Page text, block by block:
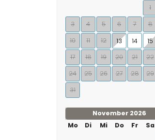
1
3
4 5 6 7 8
10
11 12 13 14 15
17
18 19 20 21 22
24
25 26 27 28 29
31
November 2026
Mo
Di Mi Do Fr Sa